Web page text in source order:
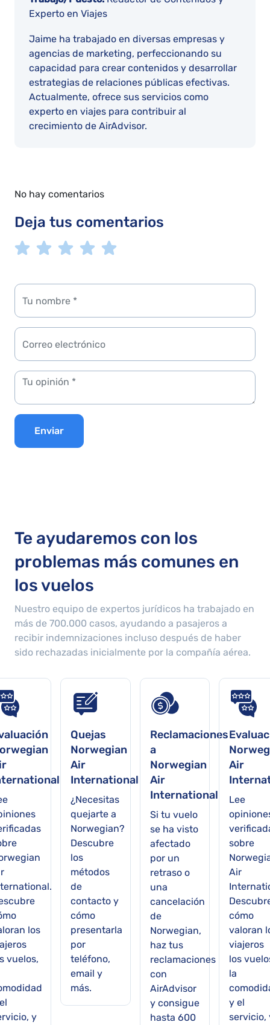
Experto en Viajes
Jaime ha trabajado en diversas empresas y
agencias de marketing, perfeccionando su
capacidad para crear contenidos y desarrollar
estrategias de relaciones públicas efectivas.
Actualmente, ofrece sus servicios como
experto en viajes para contribuir al
crecimiento de AirAdvisor.
No hay comentarios
Deja tus comentarios
Enviar
Te ayudaremos con los
problemas más comunes en
los vuelos
Nuestro equipo de expertos jurídicos ha trabajado en
más de 700.000 casos, ayudando a pasajeros a
recibir indemnizaciones incluso después de haber
sido rechazadas inicialmente por la compañía aérea.
los
vuelos,
y
Quejas
Norwegian
Air
International
¿Necesitas
quejarte a
Norwegian?
Descubre
los
métodos
de
contacto y
cómo
presentarla
por
teléfono,
email y
más.
Reclamaciones
a
Norwegian
Air
International
Si tu vuelo
se ha visto
afectado
por un
retraso o
una
cancelación
de
Norwegian,
haz tus
reclamaciones
con
AirAdvisor
y consigue
hasta 600
Air
Lee
sobre
Air
cómo
valoran
viajeros
los
la
y el
servicio,